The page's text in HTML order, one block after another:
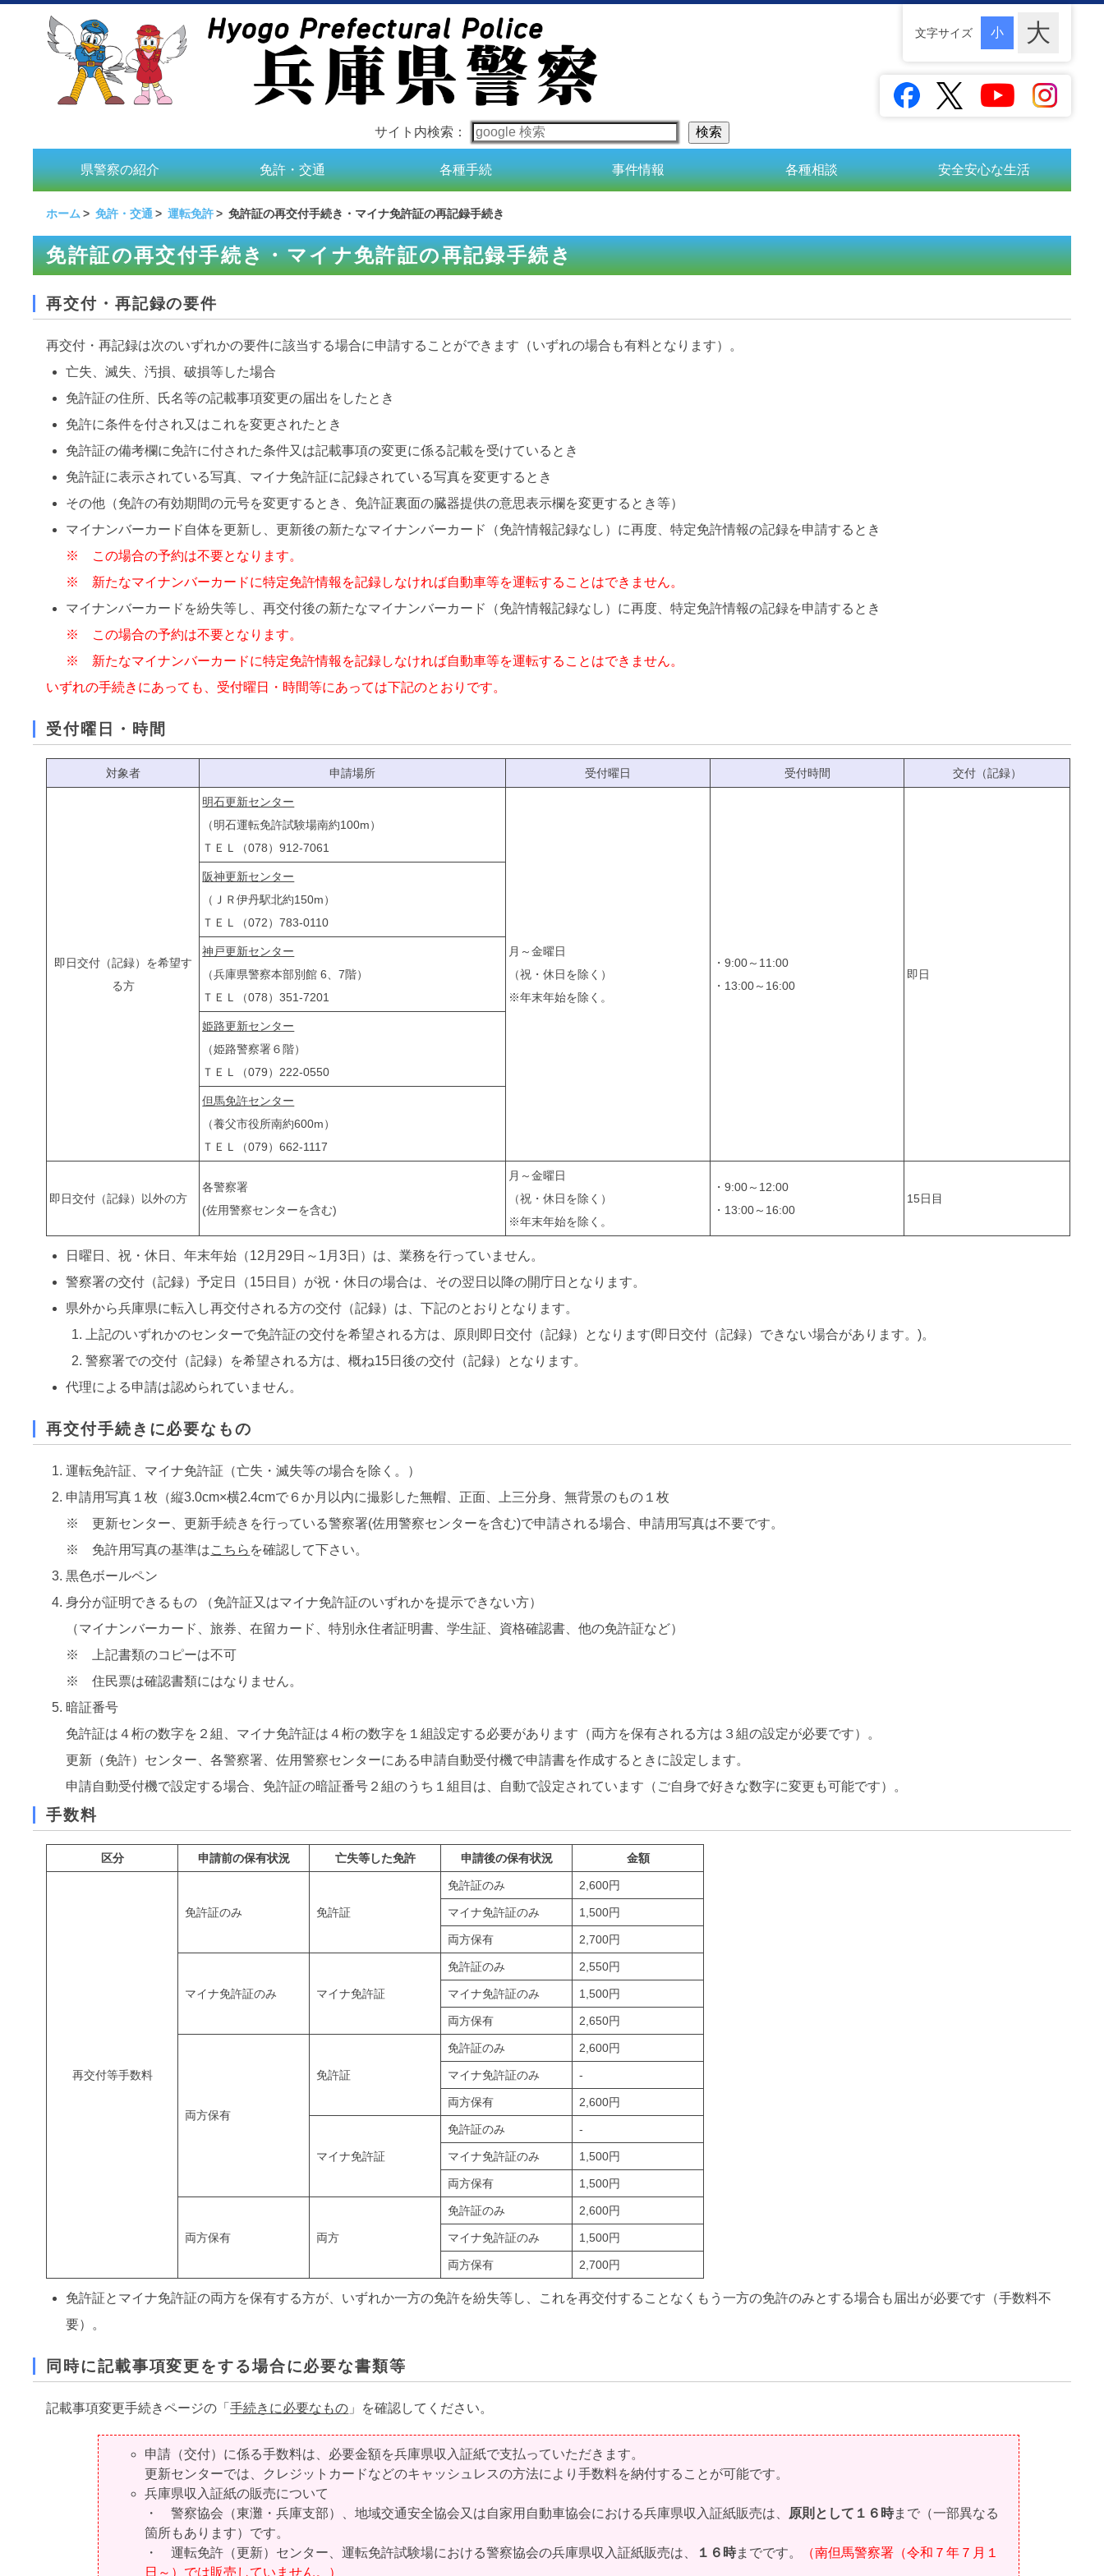
文字サイズ
サイト内検索：
県警察の紹介 免許・交通 各種手続 事件情報 各種相談 安全安心な生活
ホーム 免許・交通 運転免許 免許証の再交付手続き・マイナ免許証の再記録手続き
免許証の再交付手続き・マイナ免許証の再記録手続き
再交付・再記録の要件
再交付・再記録は次のいずれかの要件に該当する場合に申請することができます（いずれの場合も有料となります）。
亡失、滅失、汚損、破損等した場合
免許証の住所、氏名等の記載事項変更の届出をしたとき
免許に条件を付され又はこれを変更されたとき
免許証の備考欄に免許に付された条件又は記載事項の変更に係る記載を受けているとき
免許証に表示されている写真、マイナ免許証に記録されている写真を変更するとき
その他（免許の有効期間の元号を変更するとき、免許証裏面の臓器提供の意思表示欄を変更するとき等）
マイナンバーカード自体を更新し、更新後の新たなマイナンバーカード（免許情報記録なし）に再度、特定免許情報の記録を申請するとき
※ この場合の予約は不要となります。
※ 新たなマイナンバーカードに特定免許情報を記録しなければ自動車等を運転することはできません。
マイナンバーカードを紛失等し、再交付後の新たなマイナンバーカード（免許情報記録なし）に再度、特定免許情報の記録を申請するとき
※ この場合の予約は不要となります。
※ 新たなマイナンバーカードに特定免許情報を記録しなければ自動車等を運転することはできません。
いずれの手続きにあっても、受付曜日・時間等にあっては下記のとおりです。
受付曜日・時間
対象者 申請場所 受付曜日 受付時間 交付（記録）
即日交付（記録）を希望す
る方
明石更新センター
（明石運転免許試験場南約100m）
ＴＥＬ（078）912-7061
月～金曜日
（祝・休日を除く）
※年末年始を除く。
・9:00～11:00
・13:00～16:00
即日
阪神更新センター
（ＪＲ伊丹駅北約150m）
ＴＥＬ（072）783-0110
神戸更新センター
（兵庫県警察本部別館 6、7階）
ＴＥＬ（078）351-7201
姫路更新センター
（姫路警察署６階）
ＴＥＬ（079）222-0550
但馬免許センター
（養父市役所南約600m）
ＴＥＬ（079）662-1117
即日交付（記録）以外の方
各警察署
(佐用警察センターを含む)
月～金曜日
（祝・休日を除く）
※年末年始を除く。
・9:00～12:00
・13:00～16:00
15日目
日曜日、祝・休日、年末年始（12月29日～1月3日）は、業務を行っていません。
警察署の交付（記録）予定日（15日目）が祝・休日の場合は、その翌日以降の開庁日となります。
県外から兵庫県に転入し再交付される方の交付（記録）は、下記のとおりとなります。
上記のいずれかのセンターで免許証の交付を希望される方は、原則即日交付（記録）となります(即日交付（記録）できない場合があります。)。
警察署での交付（記録）を希望される方は、概ね15日後の交付（記録）となります。
代理による申請は認められていません。
再交付手続きに必要なもの
運転免許証、マイナ免許証（亡失・滅失等の場合を除く。）
申請用写真１枚（縦3.0cm×横2.4cmで６か月以内に撮影した無帽、正面、上三分身、無背景のもの１枚
※ 更新センター、更新手続きを行っている警察署(佐用警察センターを含む)で申請される場合、申請用写真は不要です。
※ 免許用写真の基準はこちら を確認して下さい。
黒色ボールペン
身分が証明できるもの （免許証又はマイナ免許証のいずれかを提示できない方）
（マイナンバーカード、旅券、在留カード、特別永住者証明書、学生証、資格確認書、他の免許証など）
※ 上記書類のコピーは不可
※ 住民票は確認書類にはなりません。
暗証番号
免許証は４桁の数字を２組、マイナ免許証は４桁の数字を１組設定する必要があります（両方を保有される方は３組の設定が必要です）。
更新（免許）センター、各警察署、佐用警察センターにある申請自動受付機で申請書を作成するときに設定します。
申請自動受付機で設定する場合、免許証の暗証番号２組のうち１組目は、自動で設定されています（ご自身で好きな数字に変更も可能です）。
手数料
区分 申請前の保有状況 亡失等した免許 申請後の保有状況 金額
再交付等手数料
免許証のみ 免許証
免許証のみ 2,600円
マイナ免許証のみ 1,500円
両方保有 2,700円
マイナ免許証のみ マイナ免許証
免許証のみ 2,550円
マイナ免許証のみ 1,500円
両方保有 2,650円
両方保有
免許証
免許証のみ 2,600円
マイナ免許証のみ -
両方保有 2,600円
マイナ免許証
免許証のみ -
マイナ免許証のみ 1,500円
両方保有 1,500円
両方保有 両方
免許証のみ 2,600円
マイナ免許証のみ 1,500円
両方保有 2,700円
免許証とマイナ免許証の両方を保有する方が、いずれか一方の免許を紛失等し、これを再交付することなくもう一方の免許のみとする場合も届出が必要です（手数料不
要）。
同時に記載事項変更をする場合に必要な書類等
記載事項変更手続きページの「手続きに必要なもの 」を確認してください。
申請（交付）に係る手数料は、必要金額を兵庫県収入証紙で支払っていただきます。
更新センターでは、クレジットカードなどのキャッシュレスの方法により手数料を納付することが可能です。
兵庫県収入証紙の販売について
・ 警察協会（東灘・兵庫支部）、地域交通安全協会又は自家用自動車協会における兵庫県収入証紙販売は、
原則として１６時まで（一部異なる
箇所もあります）です。
・ 運転免許（更新）センター、運転免許試験場における警察協会の兵庫県収入証紙販売は、
１６時までです。
（南但馬警察署（令和７年７月１
日～）では販売していません。）